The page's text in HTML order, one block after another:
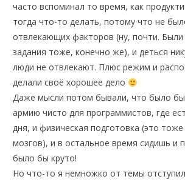
часто вспоминал то время, как
тогда что-то делать, потому что не
отвлекающих факторов (ну, почти.
задания тоже, конечно же), и деться
люди не отвлекают. Плюс режим и
делали своё хорошее дело
Даже мысли потом бывали, что было бы
армию чисто для программистов, где
дня, и физическая подготовка (это
мозгов), и в остальное время сидишь и
было бы круто!
Но что-то я немножко от темы